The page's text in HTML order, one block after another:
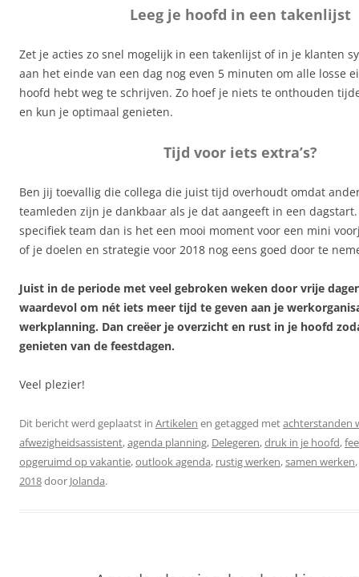
Leeg je hoofd in een takenlijst
Zet je acties zo snel mogelijk in een takenlijst of in je klanten
aan het einde van een dag nog even 5 minuten om alle losse
hoofd hebt weg te schrijven. Zo hoef je niets te onthouden
en kun je optimaal genieten.
Tijd voor iets extra’s?
Ben jij toevallig die collega die juist tijd overhoudt omdat
teamleden zijn je dankbaar als je dat aangeeft in een
specifiek team dan is het een mooi moment voor een mini
of je doelen en strategie voor 2018 nog eens goed door te
Juist in de periode met veel gebroken weken door vrije
waardevol om nét iets meer tijd te geven aan je
werkplanning. Dan creëer je overzicht en rust in je hoofd
genieten van de feestdagen.
Veel plezier!
Dit bericht werd geplaatst in Artikelen en getagged metachterstanden
afwezigheidsassistent,agenda planning, Delegeren,druk in je hoofd,
opgeruimd op vakantie,outlook agenda, rustig werken,samen werken,
2018door Jolanda.